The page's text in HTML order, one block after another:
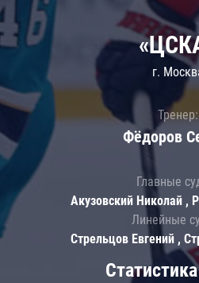
г.
Тренер:
Фёдоров
Главные
Акузовский Николай ,
Линейные
Стрельцов Евгений ,